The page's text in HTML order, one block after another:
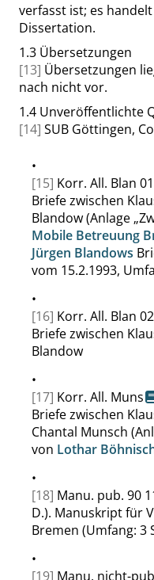
verfasst ist; es
Dissertation.
1.3 Übersetzungen
[13] Übersetzungen
nach nicht vor.
1.4 Unveröffentlichte
[14] SUB Göttingen,
•
[15] Korr. All. Blan 01
Briefe zwischen
Blandow (Anlage „
Mobile Betreuung
Jürgen Blandows
vom 15.2.1993,
•
[16] Korr. All. Blan 02
Briefe zwischen
Blandow
•
[17] Korr. All. Muns
Briefe zwischen
Chantal Munsch
von Lothar
•
[18] Manu. pub. 90
D.). Manuskript für
Bremen (Umfang: 3
•
[19] Manu. nicht-